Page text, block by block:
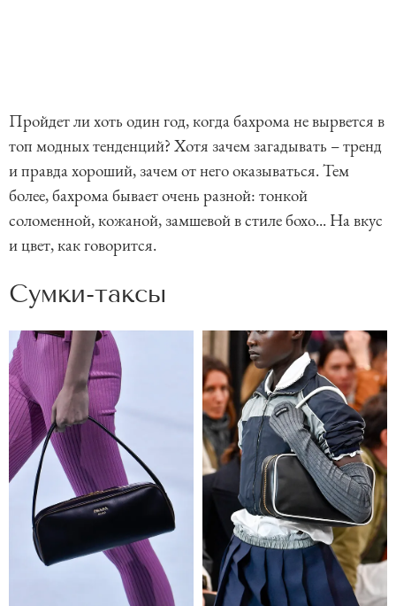
Пройдет ли хоть один год, когда бахрома не вырвется в
топ модных тенденций? Хотя зачем загадывать – тренд
и правда хороший, зачем от него оказываться. Тем
более, бахрома бывает очень разной: тонкой
соломенной, кожаной, замшевой в стиле бохо... На вкус
и цвет, как говорится.
Сумки-таксы